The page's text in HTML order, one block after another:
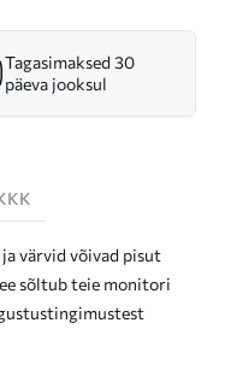
Tagasimaksed 30
päeva jooksul
värvid võivad pisut
sõltub teie monitori